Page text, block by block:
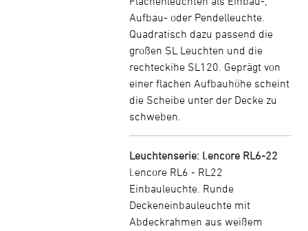
Aufbau- oder Pendelleuchte.
Quadratisch dazu passend die
großen SL Leuchten und die
rechteckihe SL120. Geprägt von
einer flachen Aufbauhöhe scheint
die Scheibe unter der Decke zu
schweben.
Leuchtenserie: l.encore RL6-22
l.encore RL6 - RL22
Einbauleuchte. Runde
Deckeneinbauleuchte mit
Abdeckrahmen aus weißem